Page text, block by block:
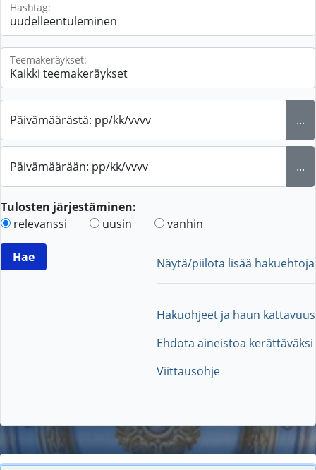
Hashtag:
Teemakeräykset:
Päivämäärästä: pp/kk/vvvv ...
Päivämäärään: pp/kk/vvvv ...
Tulosten järjestäminen:
relevanssi
uusin vanhin
Näytä/piilota lisää hakuehtoja
Hakuohjeet ja haun kattavuus
Ehdota aineistoa kerättäväksi
Viittausohje